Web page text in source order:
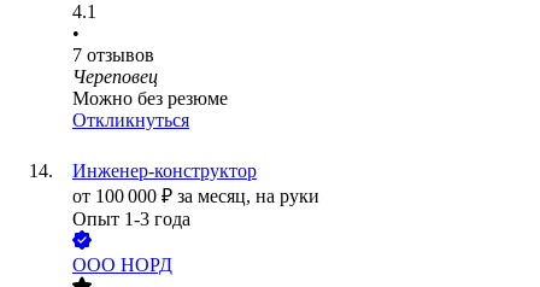
4.1
•
7 отзывов
Череповец
Можно без резюме
Откликнуться
Инженер-конструктор
от 100 000 ₽ за месяц, на руки
Опыт 1-3 года
ООО НОРД